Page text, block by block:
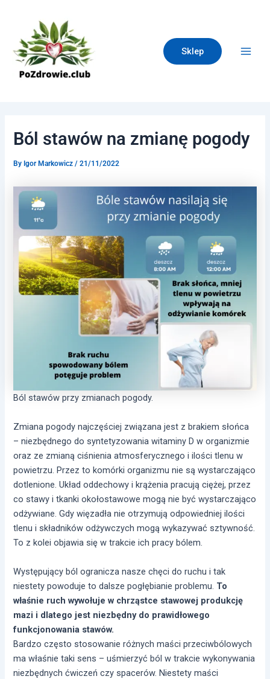
Sklep
Ból stawów na zmianę pogody
By Igor Markowicz/21/11/2022
Ból stawów przy zmianach pogody.
Zmiana pogody najczęściej związana jest z brakiem słońca
– niezbędnego do syntetyzowania witaminy D w organizmie
oraz ze zmianą ciśnienia atmosferycznego i ilości tlenu w
powietrzu. Przez to komórki organizmu nie są wystarczająco
dotlenione. Układ oddechowy i krążenia pracują ciężej, przez
co stawy i tkanki okołostawowe mogą nie być wystarczająco
odżywiane. Gdy więzadła nie otrzymują odpowiedniej ilości
tlenu i składników odżywczych mogą wykazywać sztywność.
To z kolei objawia się w trakcie ich pracy bólem.
Występujący ból ogranicza nasze chęci do ruchu i tak
niestety powoduje to dalsze pogłębianie problemu. To
właśnie ruch wywołuje w chrząstce stawowej produkcję
mazi i dlatego jest niezbędny do prawidłowego
funkcjonowania stawów.
Bardzo często stosowanie różnych maści przeciwbólowych
ma właśnie taki sens – uśmierzyć ból w trakcie wykonywania
niezbędnych ćwiczeń czy spacerów. Niestety maści
navigation